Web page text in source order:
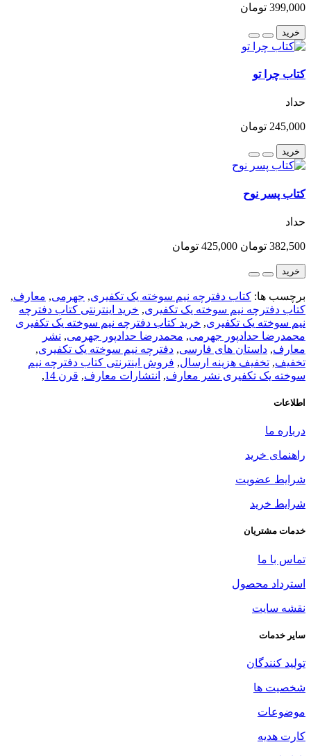
399,000 تومان
خرید
کتاب چرا تو
حداد
245,000 تومان
خرید
کتاب پسر نوح
حداد
382,500 تومان 425,000 تومان
خرید
برچسب ها: کتاب دفترچه نیم سوخته یک تکفیری, جهرمی, معارف,
کتاب دفترچه نیم سوخته یک تکفیری, خرید اینترنتی کتاب دفترچه
نیم سوخته یک تکفیری, خرید کتاب دفترچه نیم سوخته یک تکفیری
محمدرضا حدادپور جهرمی, محمدرضا حدادپور جهرمی, نشر
معارف, داستان های فارسی, دفترچه نیم سوخته یک تکفیری,
تخفیف, تخفیف هزینه ارسال, فروش اینترنتی کتاب دفترچه نیم
سوخته یک تکفیری نشر معارف, انتشارات معارف, قرن 14 ,
اطلاعات
درباره ما
راهنمای خرید
شرایط عضویت
شرایط خرید
خدمات مشتریان
تماس با ما
استرداد محصول
نقشه سایت
سایر خدمات
تولید کنندگان
شخصیت ها
موضوعات
کارت هدیه